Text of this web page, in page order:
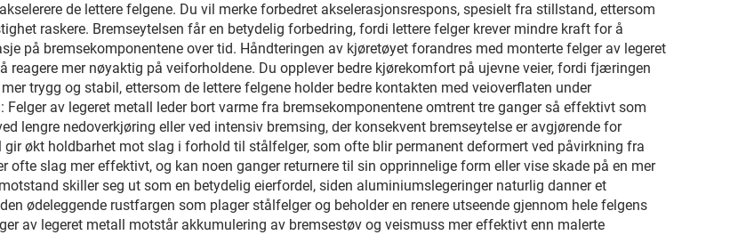
de lettere felgene. Du vil merke forbedret akselerasjonsrespons, spesielt fra stillstand, ettersom
raskere. Bremseytelsen får en betydelig forbedring, fordi lettere felger krever mindre kraft for å
på bremsekomponentene over tid. Håndteringen av kjøretøyet forandres med monterte felger av legeret
mer nøyaktig på veiforholdene. Du opplever bedre kjørekomfort på ujevne veier, fordi fjæringen
trygg og stabil, ettersom de lettere felgene holder bedre kontakten med veioverflaten under
av legeret metall leder bort varme fra bremsekomponentene omtrent tre ganger så effektivt som
lengre nedoverkjøring eller ved intensiv bremsing, der konsekvent bremseytelse er avgjørende for
økt holdbarhet mot slag i forhold til stålfelger, som ofte blir permanent deformert ved påvirkning fra
ofte slag mer effektivt, og kan noen ganger returnere til sin opprinnelige form eller vise skade på en mer
skiller seg ut som en betydelig eierfordel, siden aluminiumslegeringer naturlig danner et
ødeleggende rustfargen som plager stålfelger og beholder en renere utseende gjennom hele felgens
av legeret metall motstår akkumulering av bremsestøv og veismuss mer effektivt enn malerte